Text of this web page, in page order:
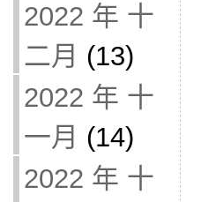
2022 年 十
二月 (13)
2022 年 十
一月 (14)
2022 年 十